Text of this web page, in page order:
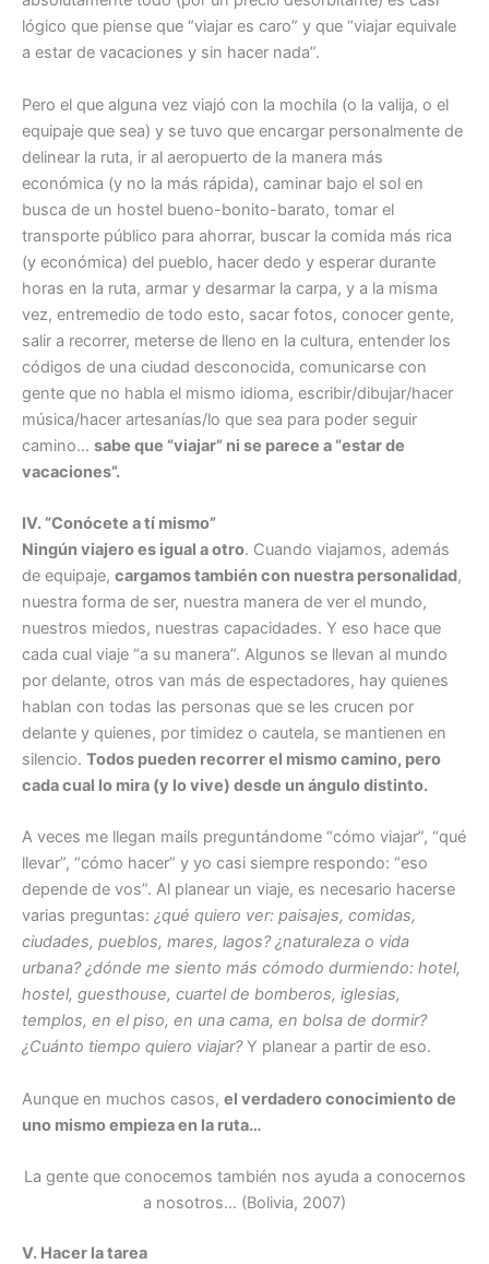
lógico que piense que “viajar es caro” y que “viajar equivale
a estar de vacaciones y sin hacer nada”.
Pero el que alguna vez viajó con la mochila (o la valija, o el
equipaje que sea) y se tuvo que encargar personalmente de
delinear la ruta, ir al aeropuerto de la manera más
económica (y no la más rápida), caminar bajo el sol en
busca de un hostel bueno-bonito-barato, tomar el
transporte público para ahorrar, buscar la comida más rica
(y económica) del pueblo, hacer dedo y esperar durante
horas en la ruta, armar y desarmar la carpa, y a la misma
vez, entremedio de todo esto, sacar fotos, conocer gente,
salir a recorrer, meterse de lleno en la cultura, entender los
códigos de una ciudad desconocida, comunicarse con
gente que no habla el mismo idioma, escribir/dibujar/hacer
música/hacer artesanías/lo que sea para poder seguir
camino… sabe que “viajar” ni se parece a “estar de
vacaciones”.
IV. “Conócete a tí mismo”
Ningún viajero es igual a otro. Cuando viajamos, además
de equipaje, cargamos también con nuestra personalidad,
nuestra forma de ser, nuestra manera de ver el mundo,
nuestros miedos, nuestras capacidades. Y eso hace que
cada cual viaje “a su manera”. Algunos se llevan al mundo
por delante, otros van más de espectadores, hay quienes
hablan con todas las personas que se les crucen por
delante y quienes, por timidez o cautela, se mantienen en
silencio. Todos pueden recorrer el mismo camino, pero
cada cual lo mira (y lo vive) desde un ángulo distinto.
A veces me llegan mails preguntándome “cómo viajar”, “qué
llevar”, “cómo hacer” y yo casi siempre respondo: “eso
depende de vos”. Al planear un viaje, es necesario hacerse
varias preguntas: ¿qué quiero ver: paisajes, comidas,
ciudades, pueblos, mares, lagos? ¿naturaleza o vida
urbana? ¿dónde me siento más cómodo durmiendo: hotel,
hostel, guesthouse, cuartel de bomberos, iglesias,
templos, en el piso, en una cama, en bolsa de dormir?
¿Cuánto tiempo quiero viajar?Y planear a partir de eso.
Aunque en muchos casos, el verdadero conocimiento de
uno mismo empieza en la ruta…
La gente que conocemos también nos ayuda a conocernos
a nosotros… (Bolivia, 2007)
V. Hacer la tarea